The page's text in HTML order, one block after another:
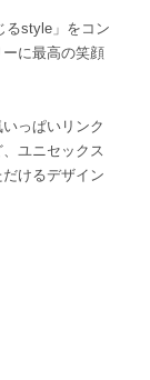
るstyle」をコン
に最高の笑顔
っぱいリンク
ユニセックス
けるデザイン